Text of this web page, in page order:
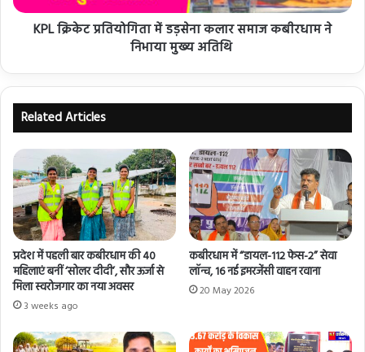
KPL क्रिकेट प्रतियोगिता में डड़सेना कलार समाज कबीरधाम ने
निभाया मुख्य अतिथि
Related Articles
प्रदेश में पहली बार कबीरधाम की 40
महिलाएं बनीं ‘सोलर दीदी’, सौर ऊर्जा से
मिला स्वरोजगार का नया अवसर
3 weeks ago
कबीरधाम में “डायल-112 फेस-2” सेवा
लॉन्च, 16 नई इमरजेंसी वाहन रवाना
20 May 2026